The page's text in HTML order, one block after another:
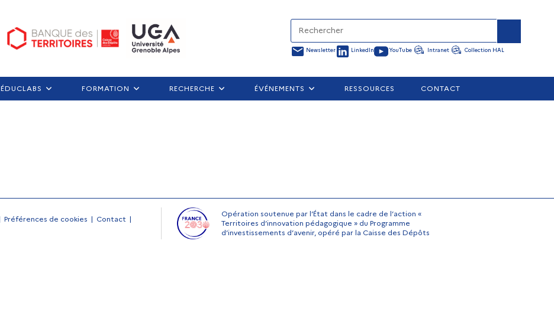
Newsletter LinkedIn YouTube Intranet Collection HAL
ÉDUCLABS FORMATION RECHERCHE ÉVÉNEMENTS RESSOURCES CONTACT
Préférences de cookies
Contact
Opération soutenue par l’État dans le cadre de l’action «
Territoires d’innovation pédagogique » du Programme
d’investissements d’avenir, opéré par la Caisse des Dépôts